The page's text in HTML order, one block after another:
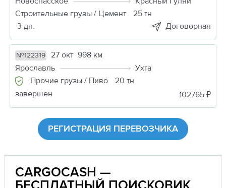
Строительные грузы / Цемент
25 тн
3 дн.
Договорная
№122319 27 окт 998 км
Ярославль
Ухта
Прочие грузы / Пиво
20 тн
завершен
102765 ₽
РЕГИСТРАЦИЯ ПЕРЕВОЗЧИКА
CARGOCASH —